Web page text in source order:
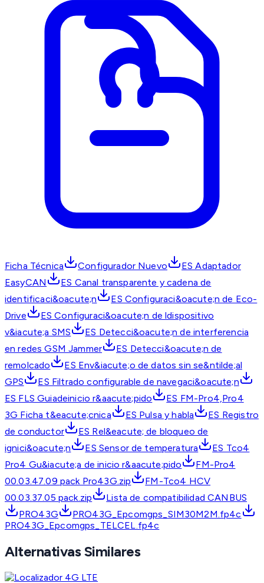
Ficha Técnica Configurador Nuevo
ES Adaptador
EasyCAN
ES Canal transparente y cadena de
identificaci&oacute;n
ES Configuraci&oacute;n de Eco-
Drive
ES Configuraci&oacute;n de ldispositivo
v&iacute;a SMS
ES Detecci&oacute;n de interferencia
en redes GSM Jammer
ES Detecci&oacute;n de
remolcado
ES Env&iacute;o de datos sin se&ntilde;al
GPS
ES Filtrado configurable de navegaci&oacute;n
ES FLS Guiadeinicio r&aacute;pido
ES FM-Pro4,Pro4
3G Ficha t&eacute;cnica
ES Pulsa y habla
ES Registro
de conductor
ES Rel&eacute; de bloqueo de
ignici&oacute;n
ES Sensor de temperatura
ES Tco4
Pro4 Gu&iacute;a de inicio r&aacute;pido
FM-Pro4
00.03.47.09 pack Pro43G.zip
FM-Tco4 HCV
00.03.37.05 pack.zip
Lista de compatibilidad CANBUS
PRO43G
PRO43G_Epcomgps_SIM30M2M.fp4c
PRO43G_Epcomgps_TELCEL.fp4c
Alternativas Similares